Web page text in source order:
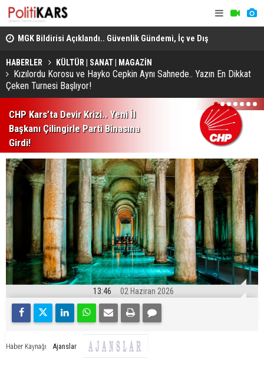
MGK Bildirisi Açıklandı.. Güvenlik Gündemi, İç ve Dış
Politika Başlıkları Değerlendirildi!
HABERLER KÜLTÜR | SANAT | MAGAZİN
Kızılordu Korosu ve Hayko Cepkin Aynı Sahnede.. Yazın En Dikkat
Çeken Turnesi Başlıyor!
CHP Kars’ta Devir Krizi.. Yeni İl
Başkanı Çilingirle Parti Binasına
Girdi!
1 2 3 4 5 6 7
13:46 02 Haziran 2026
Haber Kaynağı Ajanslar